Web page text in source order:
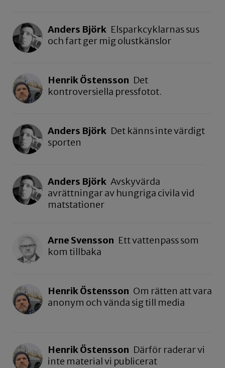
Anders Björk Elsparkcyklarnas sus
och fart ger mig olustkänslor
Henrik Östensson Det
kontroversiella pressfotot.
Anders Björk Det känns inte värdigt
sporten
Anders Björk Avskyvärda
avrättningar av hungriga civila vid
matstationer
Arne Svensson Ett vattenpass som
kom tillbaka
Henrik Östensson Om rätten att vara
anonym och vända sig till media
Henrik Östensson Därför raderar vi
inte material vi publicerat